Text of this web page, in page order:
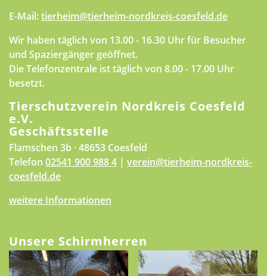
E-Mail:tierheim@tierheim-nordkreis-coesfeld.de
Wir haben täglich von 13.00 - 16.30 Uhr für Besucher
und Spaziergänger geöffnet.
Die Telefonzentrale ist täglich von 8.00 - 17.00 Uhr
besetzt.
Tierschutzverein Nordkreis Coesfeld
e.V.
Geschäftsstelle
Flamschen 3b · 48653 Coesfeld
Telefon 02541 900 988 4 | verein@tierheim-nordkreis-
coesfeld.de
weitere Informationen
Unsere Schirmherren